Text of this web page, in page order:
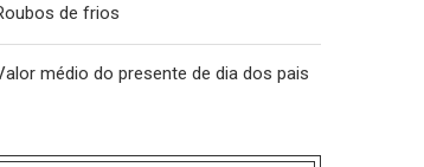
de frios
médio do presente de dia dos pais